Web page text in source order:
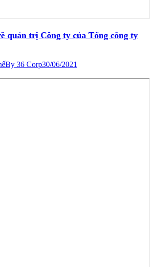
quản trị Công ty của Tổng công ty
By 36 Corp30/06/2021